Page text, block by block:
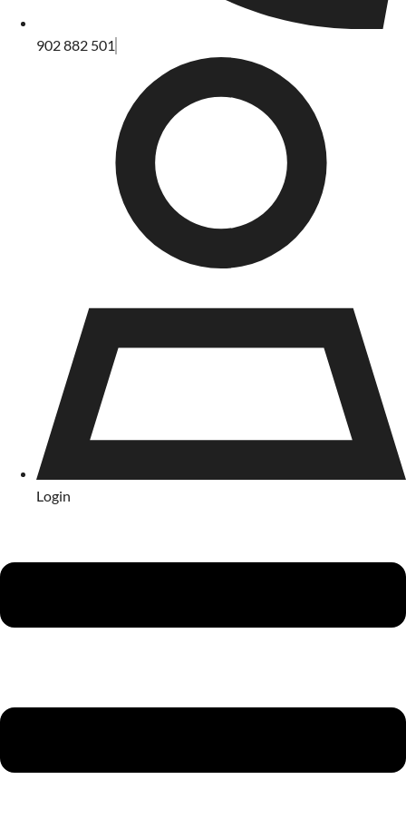
902 882 501
Login